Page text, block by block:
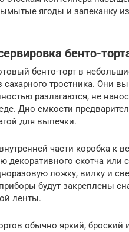
ягоды и запеканку
бенто-
бенто-торт в
тростника. Они
разлагаются, не
Дно емкости
для выпечки.
части коробка к
декоративного скотча или
ложку, вилку и
будут закреплены
ленты.
обычно яркий,